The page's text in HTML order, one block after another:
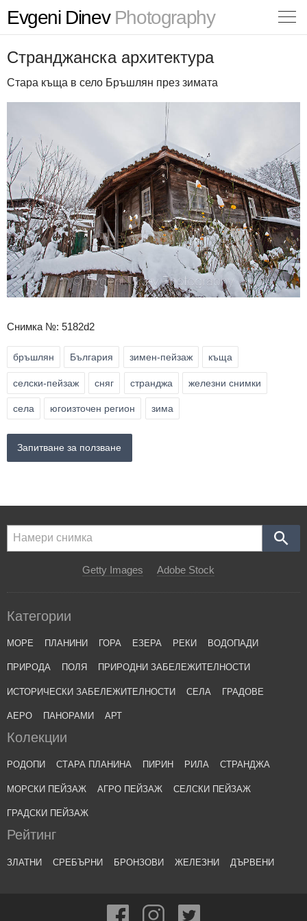
Evgeni DinevPhotography
Странджанска архитектура
Стара къща в село Бръшлян през зимата
Снимка №: 5182d2
бръшлян България зимен-пейзаж къща
селски-пейзаж сняг странджа железни снимки
села югоизточен регион зима
Запитване за ползване
Getty Images Adobe Stock
Категории
МОРЕ ПЛАНИНИ ГОРА ЕЗЕРА РЕКИ ВОДОПАДИ
ПРИРОДА ПОЛЯ ПРИРОДНИ ЗАБЕЛЕЖИТЕЛНОСТИ
ИСТОРИЧЕСКИ ЗАБЕЛЕЖИТЕЛНОСТИ СЕЛА ГРАДОВЕ
АЕРО ПАНОРАМИ АРТ
Колекции
РОДОПИ СТАРА ПЛАНИНА ПИРИН РИЛА СТРАНДЖА
МОРСКИ ПЕЙЗАЖ АГРО ПЕЙЗАЖ СЕЛСКИ ПЕЙЗАЖ
ГРАДСКИ ПЕЙЗАЖ
Рейтинг
ЗЛАТНИ СРЕБЪРНИ БРОНЗОВИ ЖЕЛЕЗНИ ДЪРВЕНИ